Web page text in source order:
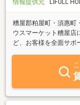
情報提供元 LIFULL
糟屋郡粕屋町・須惠町
ウスマーケット糟屋店
ど、お客様を全面サポ